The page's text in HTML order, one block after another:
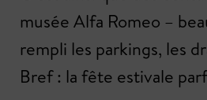
musée Alfa Romeo –
rempli les parkings, les
Bref : la fête estivale